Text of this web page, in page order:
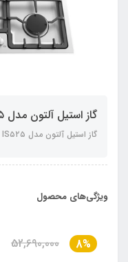
گاز استیل آلتون مدل IS۵۲۵
گاز استیل آلتون مدل IS۵۲۵
ویژگی‌های محصول
8%
52,690,000